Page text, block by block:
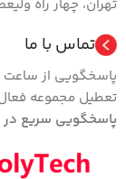
تهران، چهار راه
تماس با ما
تعطیل مجموعه
پاسخگویی سریع در